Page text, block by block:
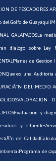
DE PESCADORES
del Golfo de Guayaquil
GALAPAGOSLa
dialogo sobre Ley
Planes de Gestion
Que es una Auditoria
DEL MEDIO
VALORACION
Evaluacion y
y efluentes
de Calidad
Programa de